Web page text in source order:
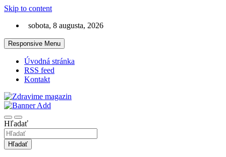
Skip to content
sobota, 8 augusta, 2026
Responsive Menu
Úvodná stránka
RSS feed
Kontakt
Zdravime.sk
Hľadať
Hľadať